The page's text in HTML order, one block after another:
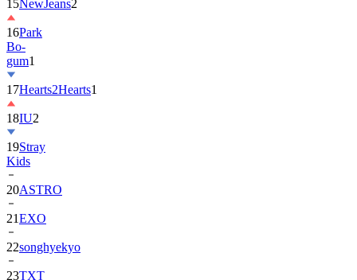
16Park
Bo-
gum1
17Hearts2Hearts
18IU2
19Stray
Kids
20ASTRO
21EXO
22songhyekyo
23TXT
24Suzy